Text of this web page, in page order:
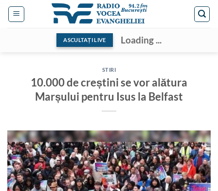
Skip
ASCULTAȚI LIVE Loading ...
STIRI
10.000 de creștini se vor alătura
Marșului pentru Isus la Belfast